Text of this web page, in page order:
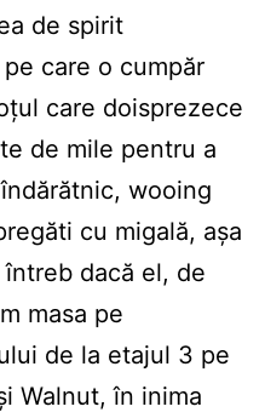
de spirit
care o cumpăr
care doisprezece
de mile pentru a
wooing
cu migală, așa
dacă el, de
masa pe
de la etajul 3 pe
Walnut, în inima